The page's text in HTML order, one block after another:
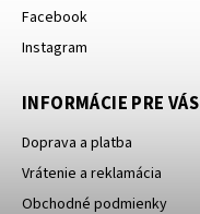
Facebook
Instagram
INFORMÁCIE PRE VÁS
Doprava a platba
Vrátenie a reklamácia
Obchodné podmienky